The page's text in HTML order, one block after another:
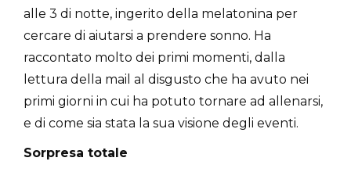
alle 3 di notte, ingerito della melatonina per
cercare di aiutarsi a prendere sonno. Ha
raccontato molto dei primi momenti, dalla
lettura della mail al disgusto che ha avuto nei
primi giorni in cui ha potuto tornare ad allenarsi,
e di come sia stata la sua visione degli eventi.
Sorpresa totale